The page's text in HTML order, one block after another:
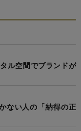
ル空間でブランドが
ない人の「納得の正